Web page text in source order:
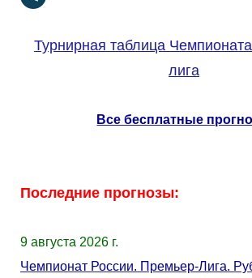
Турнирная таблица
лига
Все бесплатные
Последние прогнозы:
9 августа 2026 г.
Чемпионат России. Премьер-Лига.